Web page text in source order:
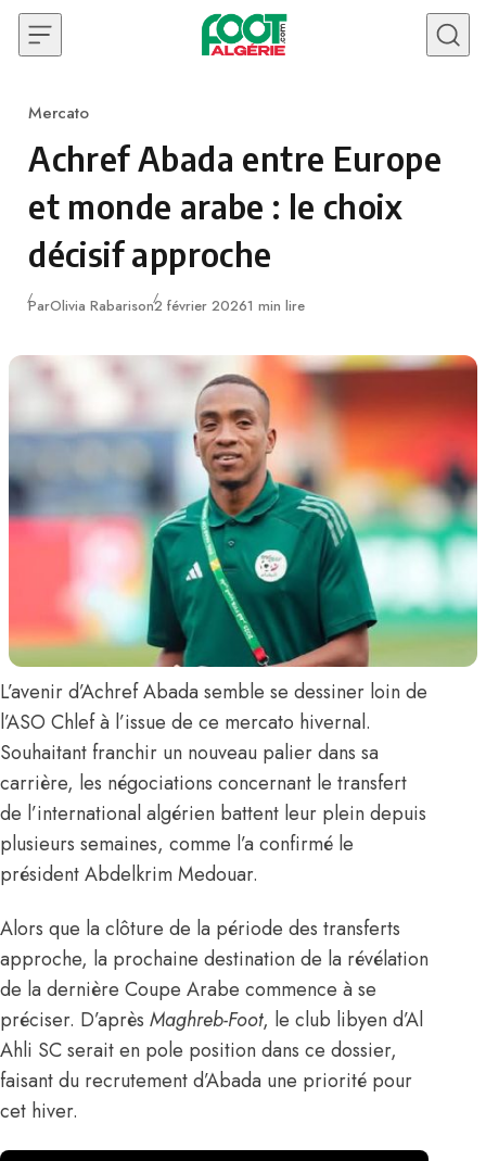
Skip to content
Category
Mercato
Achref Abada entre Europe
et monde arabe : le choix
décisif approche
ParOlivia RabarisonPublié
2 février 20261 min lire
L’avenir d’Achref Abada semble se dessiner loin de
l’ASO Chlef à l’issue de ce mercato hivernal.
Souhaitant franchir un nouveau palier dans sa
carrière, les négociations concernant le transfert
de l’international algérien battent leur plein depuis
plusieurs semaines, comme l’a confirmé le
président Abdelkrim Medouar.
Alors que la clôture de la période des transferts
approche, la prochaine destination de la révélation
de la dernière Coupe Arabe commence à se
préciser. D’après Maghreb-Foot, le club libyen d’Al
Ahli SC serait en pole position dans ce dossier,
faisant du recrutement d’Abada une priorité pour
cet hiver.